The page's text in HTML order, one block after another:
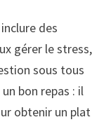
des
gérer le stress,
sous tous
bon repas : il
obtenir un plat